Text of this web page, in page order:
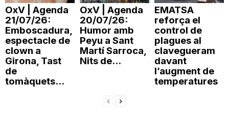
OxV | Agenda
21/07/26:
Emboscadura,
espectacle de
clown a
Girona, Tast
de
tomàquets...
OxV | Agenda
20/07/26:
Humor amb
Peyu a Sant
Martí Sarroca,
Nits de...
EMATSA
reforça el
control de
plagues al
clavegueram
davant
l’augment de
temperatures